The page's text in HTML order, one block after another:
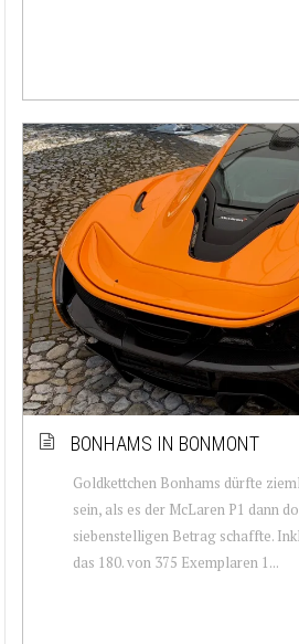
BONHAMS IN BONMONT
Goldkettchen Bonhams dürfte
sein, als es der McLaren P1 dann
siebenstelligen Betrag schaffte.
das 180. von 375 Exemplaren 1...